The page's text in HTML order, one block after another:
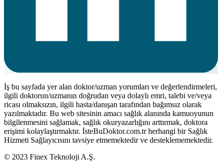
İş bu sayfada yer alan doktor/uzman yorumları ve değerlendirmeleri,
ilgili doktorun/uzmanın doğrudan veya dolaylı emri, talebi ve/veya
ricası olmaksızın, ilgili hasta/danışan tarafından bağımsız olarak
yazılmaktadır. Bu web sitesinin amacı sağlık alanında kamuoyunun
bilgilenmesini sağlamak, sağlık okuryazarlığını arttırmak, doktora
erişimi kolaylaştırmaktır. İsteBuDoktor.com.tr herhangi bir Sağlık
Hizmeti Sağlayıcısını tavsiye etmemektedir ve desteklememektedir.
© 2023 Finex Teknoloji A.Ş.